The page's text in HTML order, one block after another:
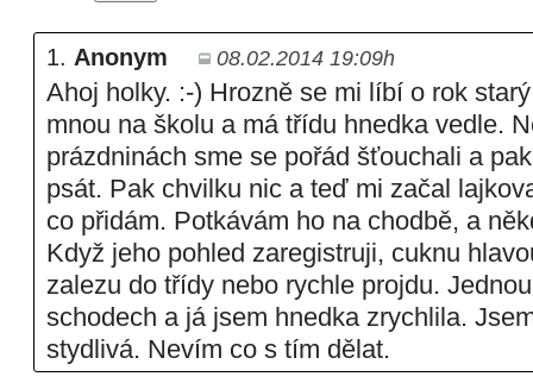
1. Anonym 08.02.2014 19:09h
Ahoj holky. :-) Hrozně se mi líbí o rok
mnou na školu a má třídu hnedka vedle.
prázdninách sme se pořád šťouchali a
psát. Pak chvilku nic a teď mi začal
co přidám. Potkávám ho na chodbě, a
Když jeho pohled zaregistruji, cuknu
zalezu do třídy nebo rychle projdu.
schodech a já jsem hnedka zrychlila.
stydlivá. Nevím co s tím dělat.